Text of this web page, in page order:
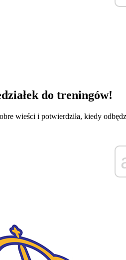
do treningów!
wieści i potwierdziła, kiedy